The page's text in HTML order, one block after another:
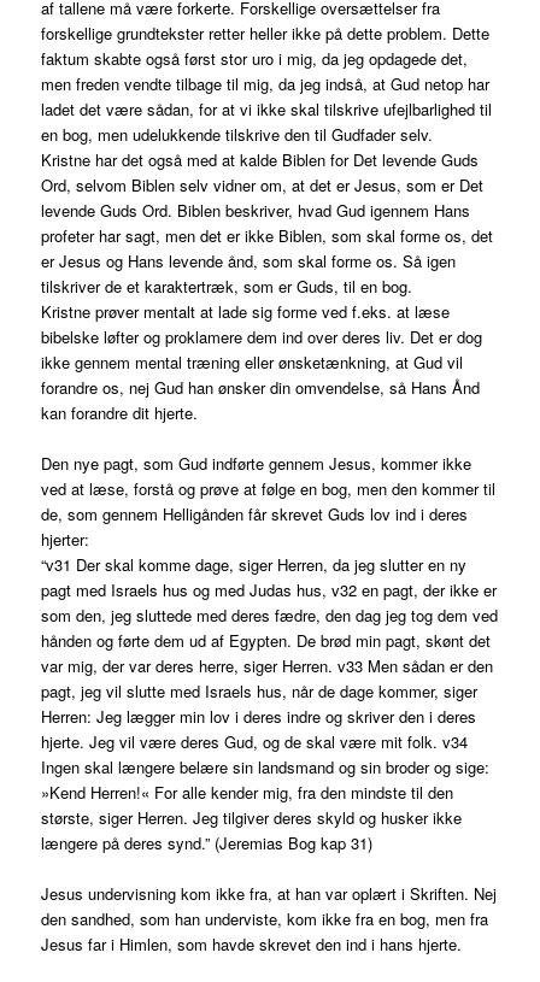
af tallene må være forkerte. Forskellige oversættelser fra
forskellige grundtekster retter heller ikke på dette problem. Dette
faktum skabte også først stor uro i mig, da jeg opdagede det,
men freden vendte tilbage til mig, da jeg indså, at Gud netop har
ladet det være sådan, for at vi ikke skal tilskrive ufejlbarlighed til
en bog, men udelukkende tilskrive den til Gudfader selv.
Kristne har det også med at kalde Biblen for Det levende Guds
Ord, selvom Biblen selv vidner om, at det er Jesus, som er Det
levende Guds Ord. Biblen beskriver, hvad Gud igennem Hans
profeter har sagt, men det er ikke Biblen, som skal forme os, det
er Jesus og Hans levende ånd, som skal forme os. Så igen
tilskriver de et karaktertræk, som er Guds, til en bog.
Kristne prøver mentalt at lade sig forme ved f.eks. at læse
bibelske løfter og proklamere dem ind over deres liv. Det er dog
ikke gennem mental træning eller ønsketænkning, at Gud vil
forandre os, nej Gud han ønsker din omvendelse, så Hans Ånd
kan forandre dit hjerte.
Den nye pagt, som Gud indførte gennem Jesus, kommer ikke
ved at læse, forstå og prøve at følge en bog, men den kommer til
de, som gennem Helligånden får skrevet Guds lov ind i deres
hjerter:
“v31 Der skal komme dage, siger Herren, da jeg slutter en ny
pagt med Israels hus og med Judas hus, v32 en pagt, der ikke er
som den, jeg sluttede med deres fædre, den dag jeg tog dem ved
hånden og førte dem ud af Egypten. De brød min pagt, skønt det
var mig, der var deres herre, siger Herren. v33 Men sådan er den
pagt, jeg vil slutte med Israels hus, når de dage kommer, siger
Herren: Jeg lægger min lov i deres indre og skriver den i deres
hjerte. Jeg vil være deres Gud, og de skal være mit folk. v34
Ingen skal længere belære sin landsmand og sin broder og sige:
»Kend Herren!« For alle kender mig, fra den mindste til den
største, siger Herren. Jeg tilgiver deres skyld og husker ikke
længere på deres synd.” (Jeremias Bog kap 31)
Jesus undervisning kom ikke fra, at han var oplært i Skriften. Nej
den sandhed, som han underviste, kom ikke fra en bog, men fra
Jesus far i Himlen, som havde skrevet den ind i hans hjerte.